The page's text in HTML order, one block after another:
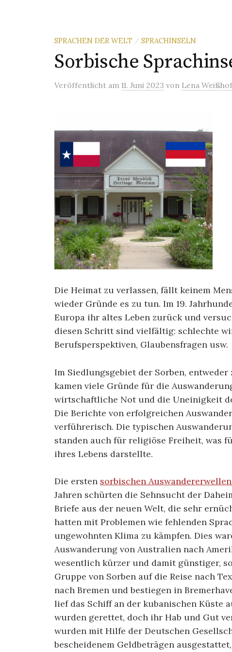
SPRACHEN DER WELT / SPRACHINSELN
Sorbische
Veröffentlicht am 11. Juni 2023 von Lena
Die Heimat zu verlassen, fällt keinem
wieder Gründe es zu tun. Im 19.
Europa ihr altes Leben zurück und
diesen Schritt sind vielfältig: schlechte
Berufsperspektiven, Glaubensfragen usw.
Im Siedlungsgebiet der Sorben,
kamen viele Gründe für die
wirtschaftliche Not und die Uneinigkeit
Die Berichte von erfolgreichen
verführerisch. Die typischen
standen auch für religiöse Freiheit, was
ihres Lebens darstellte.
Die ersten sorbischen
Jahren schürten die Sehnsucht der
Briefe aus der neuen Welt, die sehr
hatten mit Problemen wie fehlenden
ungewohnten Klima zu kämpfen. Dies
Auswanderung von Australien nach
wesentlich kürzer und damit günstiger,
Gruppe von Sorben auf die Reise nach
nach Bremen und bestiegen in
lief das Schiff an der kubanischen Küste
wurden gerettet, doch ihr Hab und Gut
wurden mit Hilfe der Deutschen
bescheidenem Geldbeträgen